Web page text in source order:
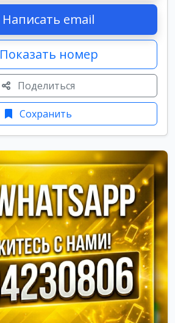
Написать email
Показать номер
Поделиться
Сохранить